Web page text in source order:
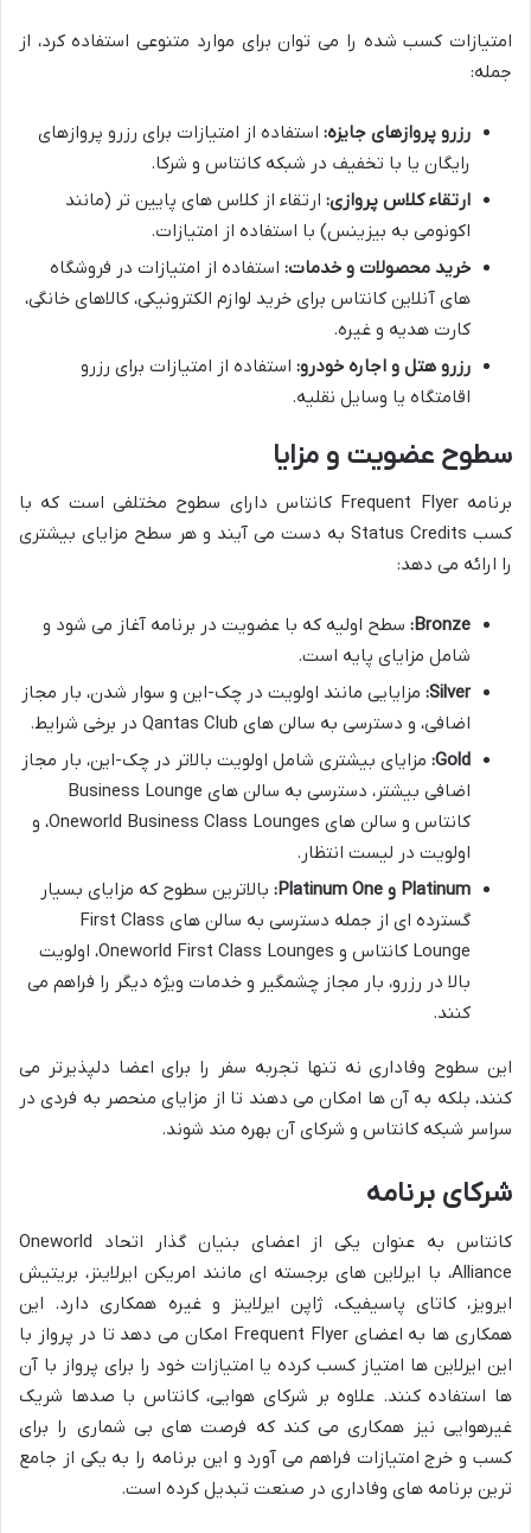
امتیازات کسب شده را می توان برای موارد متنوعی استفاده کرد، از
جمله:
رزرو پروازهای جایزه: استفاده از امتیازات برای رزرو پروازهای
رایگان یا با تخفیف در شبکه کانتاس و شرکا.
ارتقاء کلاس پروازی: ارتقاء از کلاس های پایین تر (مانند
اکونومی به بیزینس) با استفاده از امتیازات.
خرید محصولات و خدمات: استفاده از امتیازات در فروشگاه
های آنلاین کانتاس برای خرید لوازم الکترونیکی، کالاهای خانگی،
کارت هدیه و غیره.
رزرو هتل و اجاره خودرو: استفاده از امتیازات برای رزرو
اقامتگاه یا وسایل نقلیه.
سطوح عضویت و مزایا
برنامه Frequent Flyer کانتاس دارای سطوح مختلفی است که با
کسب Status Credits به دست می آیند و هر سطح مزایای بیشتری
را ارائه می دهد:
Bronze: سطح اولیه که با عضویت در برنامه آغاز می شود و
شامل مزایای پایه است.
Silver: مزایایی مانند اولویت در چک-این و سوار شدن، بار مجاز
اضافی، و دسترسی به سالن های Qantas Club در برخی شرایط.
Gold: مزایای بیشتری شامل اولویت بالاتر در چک-این، بار مجاز
اضافی بیشتر، دسترسی به سالن های Business Lounge
کانتاس و سالن های Oneworld Business Class Lounges، و
اولویت در لیست انتظار.
Platinum و Platinum One:
بالاترین سطوح که مزایای بسیار
گسترده ای از جمله دسترسی به سالن های First Class
Lounge کانتاس و Oneworld First Class Lounges، اولویت
بالا در رزرو، بار مجاز چشمگیر و خدمات ویژه دیگر را فراهم می
کنند.
این سطوح وفاداری نه تنها تجربه سفر را برای اعضا دلپذیرتر می
کنند، بلکه به آن ها امکان می دهند تا از مزایای منحصر به فردی در
سراسر شبکه کانتاس و شرکای آن بهره مند شوند.
شرکای برنامه
کانتاس به عنوان یکی از اعضای بنیان گذار اتحاد Oneworld
Alliance، با ایرلاین های برجسته ای مانند امریکن ایرلاینز، بریتیش
ایرویز، کاتای پاسیفیک، ژاپن ایرلاینز و غیره همکاری دارد. این
همکاری ها به اعضای Frequent Flyer امکان می دهد تا در پرواز با
این ایرلاین ها امتیاز کسب کرده یا امتیازات خود را برای پرواز با آن
ها استفاده کنند. علاوه بر شرکای هوایی، کانتاس با صدها شریک
غیرهوایی نیز همکاری می کند که فرصت های بی شماری را برای
کسب و خرج امتیازات فراهم می آورد و این برنامه را به یکی از جامع
ترین برنامه های وفاداری در صنعت تبدیل کرده است.